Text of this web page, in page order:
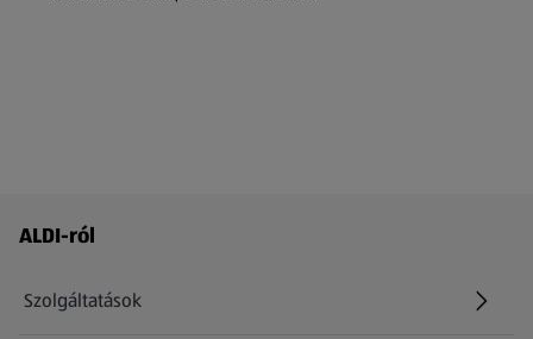
Láblécmenü - további linkek
ALDI-ról
Szolgáltatások